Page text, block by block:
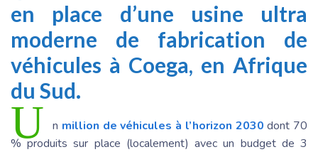
en place d’une usine ultra
moderne de fabrication de
véhicules à Coega, en Afrique
du Sud.
U n million de véhicules à l’horizon 2030 dont 70
% produits sur place (localement) avec un budget de 3